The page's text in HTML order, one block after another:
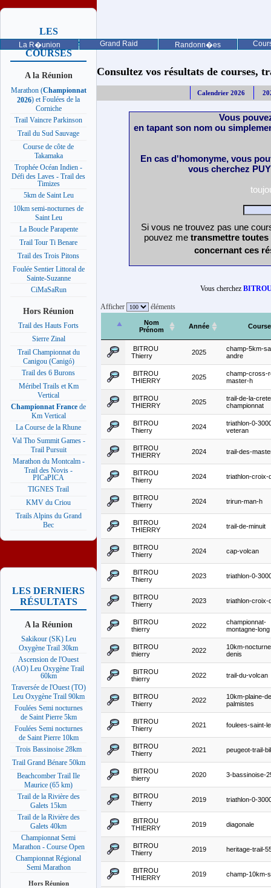
La R�union Grand Raid Randonn�es
LES
PROCHAINES
COURSES
A la Réunion
Marathon (Championnat
2026) et Foulées de la
Corniche
Trail Vaincre Parkinson
Trail du Sud Sauvage
Course de côte de
Takamaka
Trophée Océan Indien -
Défi des Laves - Trail des
Timizes
5km de Saint Leu
10km semi-nocturnes de
Saint Leu
La Boucle Parapente
Trail Tour Ti Benare
Trail des Trois Pitons
Foulée Sentier Littoral de
Sainte-Suzanne
CiMaSaRun
Hors Réunion
Trail des Hauts Forts
Sierre Zinal
Trail Championnat du
Canigou (Canigó)
Trail des 6 Burons
Méribel Trails et Km
Vertical
Championnat France de
Km Vertical
La Course de la Rhune
Val Tho Summit Games -
Trail Pursuit
Marathon du Montcalm -
Trail des Novis -
PICaPICA
TIGNES Trail
KMV du Criou
Trails Alpins du Grand
Bec
LES DERNIERS
RÉSULTATS
A la Réunion
Sakikour (SK) Leu
Oxygène Trail 30km
Ascension de l'Ouest
(AO) Leu Oxygène Trail
60km
Traversée de l'Ouest (TO)
Leu Oxygène Trail 90km
Foulées Semi nocturnes
de Saint Pierre 5km
Foulées Semi nocturnes
de Saint Pierre 10km
Trois Bassinoise 28km
Trail Grand Bénare 50km
Beachcomber Trail Ile
Maurice (65 km)
Trail de la Rivière des
Galets 15km
Trail de la Rivière des
Galets 40km
Championnat Semi
Marathon - Course Open
Championnat Régional
Semi Marathon
Hors Réunion
Consultez vos résultats de courses,
Calendrier 2026
Vous
en tapant son nom ou
En cas d'homonyme, vous
vous cherchez
Si vous ne trouvez pas une
pouvez me transmettre
concernant ces
Vous cherchez
Afficher éléments
Nom
Prénom
Année Course
BITROU
Thierry
2025
champ-5km-
andre
BITROU
THIERRY
2025
champ-cross-
master-h
BITROU
THIERRY
2025
trail-de-la-
championnat
BITROU
Thierry
2024
triathlon-0-
veteran
BITROU
THIERRY
2024 trail-des-
BITROU
Thierry
2024 triathlon-croix-
BITROU
Thierry
2024 trirun-man-h
BITROU
THIERRY
2024 trail-de-minuit
BITROU
Thierry
2024 cap-volcan
BITROU
Thierry
2023 triathlon-0-
BITROU
Thierry
2023 triathlon-croix-
BITROU
thierry
2022
championnat-
montagne-long
BITROU
thierry
2022
10km-
denis
BITROU
thierry
2022 trail-du-volcan
BITROU
Thierry
2022
10km-plaine-
palmistes
BITROU
Thierry
2021 foulees-saint-
BITROU
Thierry
2021 peugeot-trail-
BITROU
thierry
2020 3-bassinoise-
BITROU
Thierry
2019 triathlon-0-
BITROU
THIERRY
2019 diagonale
BITROU
Thierry
2019 heritage-trail-
BITROU
THIERRY
2019 champ-10km-